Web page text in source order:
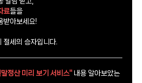
료들을
받아보세요!
절세의 승자입니다.
정산 미리 보기 서비스" 내용 알아보았는